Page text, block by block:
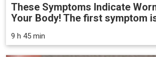
These Symptoms Indicate
Your Body! The first symptom
9 h 45 min